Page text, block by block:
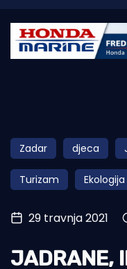
Početna
Obala
Otoci
Turizam i nautika
Pomorstvo
Zadar djeca
Turizam Ekologija
29 travnja 2021
JADRANE,